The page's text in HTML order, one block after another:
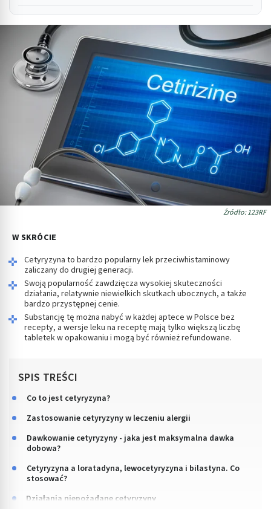
Źródło: 123RF
W SKRÓCIE
Cetyryzyna to bardzo popularny lek przeciwhistaminowy
zaliczany do drugiej generacji.
Swoją popularność zawdzięcza wysokiej skuteczności
działania, relatywnie niewielkich skutkach ubocznych, a także
bardzo przystępnej cenie.
Substancję tę można nabyć w każdej aptece w Polsce bez
recepty, a wersje leku na receptę mają tylko większą liczbę
tabletek w opakowaniu i mogą być również refundowane.
SPIS TREŚCI
Co to jest cetyryzyna?
Zastosowanie cetyryzyny w leczeniu alergii
Dawkowanie cetyryzyny - jaka jest maksymalna dawka
dobowa?
Cetyryzyna a loratadyna, lewocetyryzyna i bilastyna. Co
stosować?
Działania niepożądane cetyryzyny